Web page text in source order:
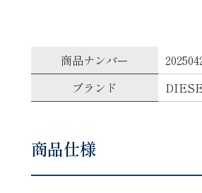
商品ナンバー
ブランド
商品仕様